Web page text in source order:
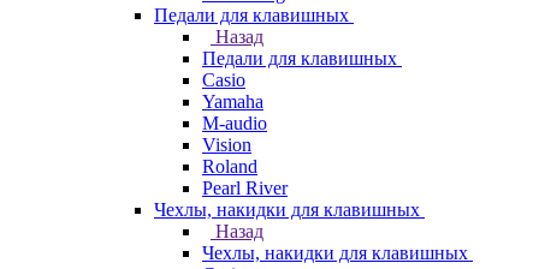
Педали для клавишных
Назад
Педали для клавишных
Casio
Yamaha
M-audio
Vision
Roland
Pearl River
Чехлы, накидки для клавишных
Назад
Чехлы, накидки для клавишных